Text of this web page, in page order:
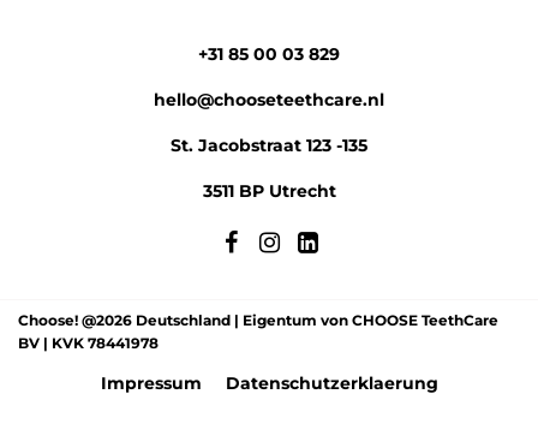
+31 85 00 03 829
hello@chooseteethcare.nl
St. Jacobstraat 123 -135
3511 BP Utrecht
Choose! @2026 Deutschland | Eigentum von CHOOSE TeethCare
BV | KVK 78441978
Impressum Datenschutzerklaerung